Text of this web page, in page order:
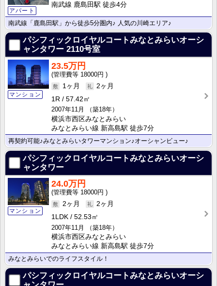
アパート
南武線 鹿島田駅 徒歩4分
南武線「鹿島田駅」から徒歩5分圏内♪ 人気の川崎エリア♪
パシフィックロイヤルコートみなとみらいオーシ
ャンタワー 2110号室
マンション
23.5万円
18000円
1ヶ月
2ヶ月
1R
57.42㎡
2007年11月
（築18年）
横浜市西区みなとみらい
みなとみらい線 新高島駅 徒歩7分
再契約可能♪みなとみらいタワーマンション♪オーシャンビュー♪
パシフィックロイヤルコートみなとみらいオーシ
ャンタワー
マンション
24.0万円
18000円
2ヶ月
2ヶ月
1LDK
52.53㎡
2007年11月
（築18年）
横浜市西区みなとみらい
みなとみらい線 新高島駅 徒歩7分
みなとみらいでのライフスタイル！
パシフィックロイヤルコートみなとみらいオーシ